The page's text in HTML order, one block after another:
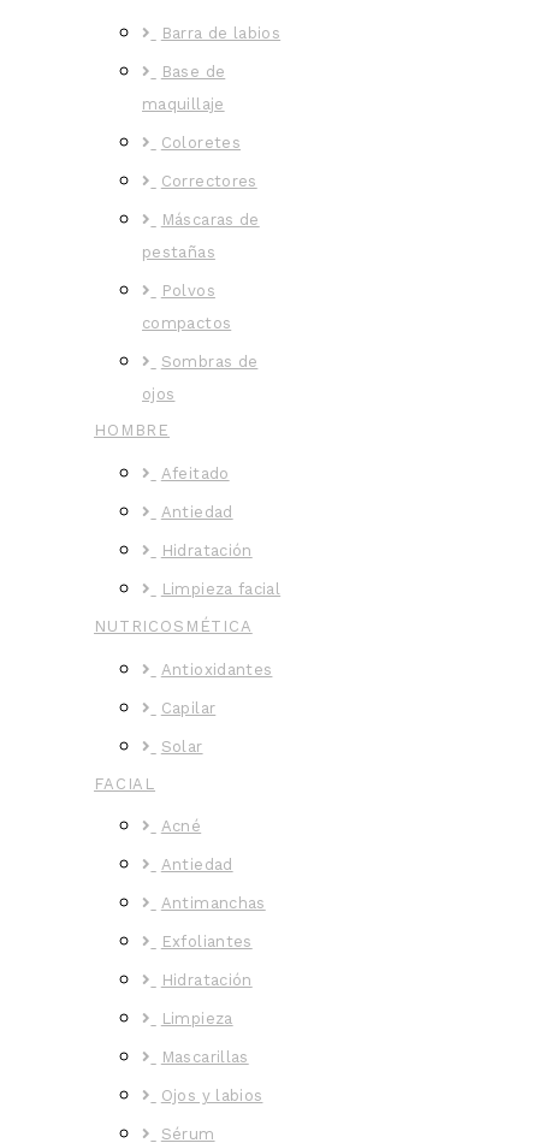
Barra de labios
Base de
maquillaje
Coloretes
Correctores
Máscaras de
pestañas
Polvos
compactos
Sombras de
ojos
HOMBRE
Afeitado
Antiedad
Hidratación
Limpieza facial
NUTRICOSMÉTICA
Antioxidantes
Capilar
Solar
FACIAL
Acné
Antiedad
Antimanchas
Exfoliantes
Hidratación
Limpieza
Mascarillas
Ojos y labios
Sérum